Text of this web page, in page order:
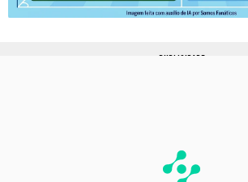
PUBLICIDADE